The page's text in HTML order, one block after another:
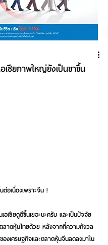
เชียภาพใหญ่ยังเป็นขาขึ้น
ต่อเนื่องเพราะจีน !
อเชียดูดีขึ้นเยอะนะครับ และเป็นปัจจัย
ลาดหุ้นไทยด้วย หลังจากที่ความกังวล
องเศรษฐกิจและตลาดหุ้นจีนลดลงมาใน